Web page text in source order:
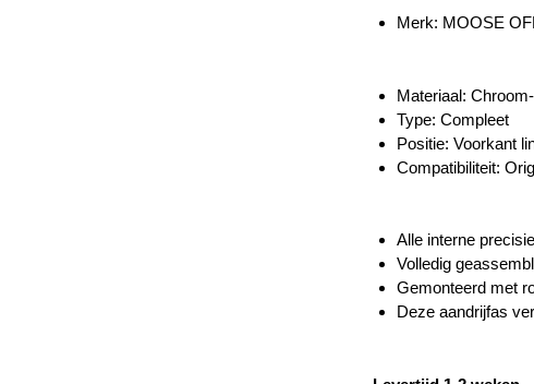
Merk: MOOSE
Materiaal:
Type: Compleet
Positie: Voorkant
Compatibiliteit:
Alle interne
Volledig
Gemonteerd met
Deze aandrijfas